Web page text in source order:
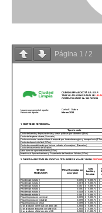
Página 1 / 2